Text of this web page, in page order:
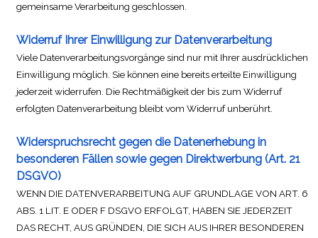
gemeinsame Verarbeitung geschlossen.
Widerruf Ihrer Einwilligung zur Datenverarbeitung
Viele Datenverarbeitungsvorgänge sind nur mit Ihrer ausdrücklichen
Einwilligung möglich. Sie können eine bereits erteilte Einwilligung
jederzeit widerrufen. Die Rechtmäßigkeit der bis zum Widerruf
erfolgten Datenverarbeitung bleibt vom Widerruf unberührt.
Widerspruchsrecht gegen die Datenerhebung in
besonderen Fällen sowie gegen Direktwerbung (Art. 21
DSGVO)
WENN DIE DATENVERARBEITUNG AUF GRUNDLAGE VON ART. 6
ABS. 1 LIT. E ODER F DSGVO ERFOLGT, HABEN SIE JEDERZEIT
DAS RECHT, AUS GRÜNDEN, DIE SICH AUS IHRER BESONDEREN